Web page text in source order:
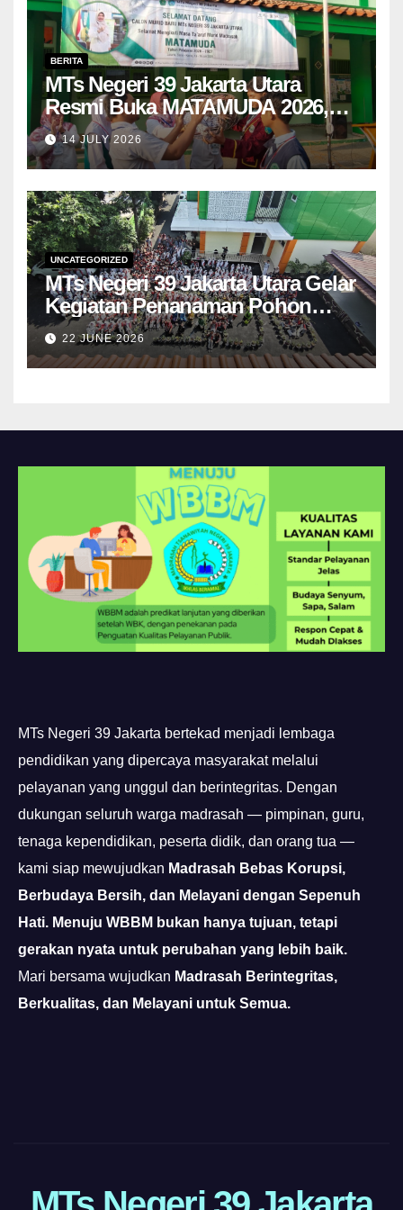
BERITA
MTs Negeri 39 Jakarta Utara
Resmi Buka MATAMUDA 2026,
Tanamkan Budaya Madrasah dan
Cinta Lingkungan kepada
Peserta Didik Baru
14 JULY 2026
UNCATEGORIZED
MTs Negeri 39 Jakarta Utara Gelar
Kegiatan Penanaman Pohon
sebagai Wujud Kepedulian
Lingkungan
22 JUNE 2026
MTs Negeri 39 Jakarta bertekad menjadi lembaga
pendidikan yang dipercaya masyarakat melalui
pelayanan yang unggul dan berintegritas. Dengan
dukungan seluruh warga madrasah — pimpinan, guru,
tenaga kependidikan, peserta didik, dan orang tua —
kami siap mewujudkan Madrasah Bebas Korupsi,
Berbudaya Bersih, dan Melayani dengan Sepenuh
Hati. Menuju WBBM bukan hanya tujuan, tetapi
gerakan nyata untuk perubahan yang lebih baik.
Mari bersama wujudkan Madrasah Berintegritas,
Berkualitas, dan Melayani untuk Semua.